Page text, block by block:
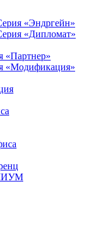
«Эндргейн»
«Дипломат»
«Партнер»
«Модификация»